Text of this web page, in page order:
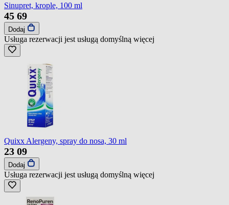
Sinupret, krople, 100 ml
45 69
Dodaj
Usługa rezerwacji jest usługą domyślną więcej
Quixx Alergeny, spray do nosa, 30 ml
23 09
Dodaj
Usługa rezerwacji jest usługą domyślną więcej